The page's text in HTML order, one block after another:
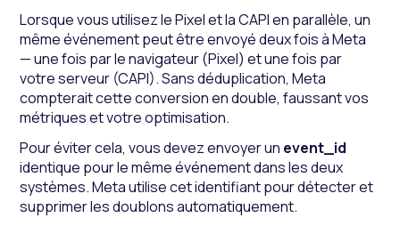
Lorsque vous utilisez le Pixel et la CAPI en parallèle, un
même événement peut être envoyé deux fois à Meta
— une fois par le navigateur (Pixel) et une fois par
votre serveur (CAPI). Sans déduplication, Meta
compterait cette conversion en double, faussant vos
métriques et votre optimisation.
Pour éviter cela, vous devez envoyer un event_id
identique pour le même événement dans les deux
systèmes. Meta utilise cet identifiant pour détecter et
supprimer les doublons automatiquement.